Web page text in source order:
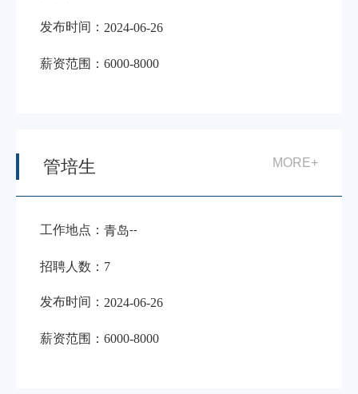
发布时间： 2024-06-26
薪资范围： 6000-8000
管培生 MORE+
工作地点： 青岛--
招聘人数： 7
发布时间： 2024-06-26
薪资范围： 6000-8000